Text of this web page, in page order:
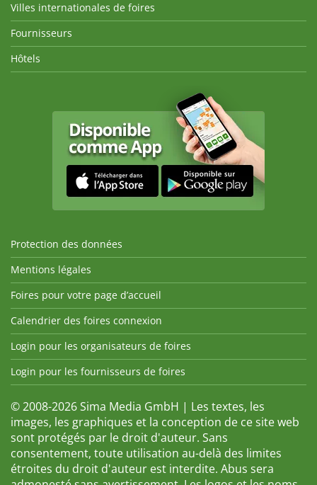
Villes internationales de foires
Fournisseurs
Hôtels
Protection des données
Mentions légales
Foires pour votre page d’accueil
Calendrier des foires connexion
Login pour les organisateurs de foires
Login pour les fournisseurs de foires
© 2008-2026 Sima Media GmbH | Les textes, les
images, les graphiques et la conception de ce site web
sont protégés par le droit d'auteur. Sans
consentement, toute utilisation au-delà des limites
étroites du droit d'auteur est interdite. Abus sera